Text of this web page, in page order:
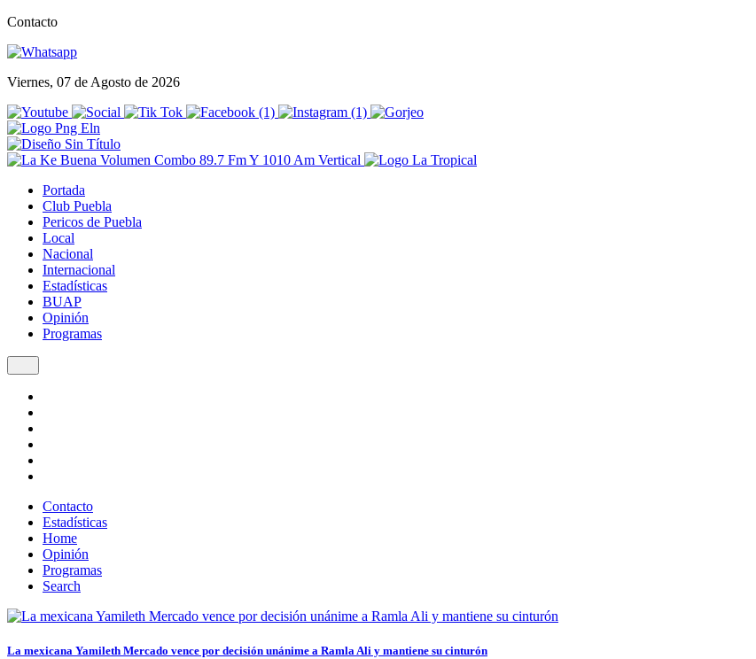
Contacto
Viernes, 07 de Agosto de 2026
Portada
Club Puebla
Pericos de Puebla
Local
Nacional
Internacional
Estadísticas
BUAP
Opinión
Programas
Contacto
Estadísticas
Home
Opinión
Programas
Search
La mexicana Yamileth Mercado vence por decisión unánime a Ramla Ali y mantiene su cinturón